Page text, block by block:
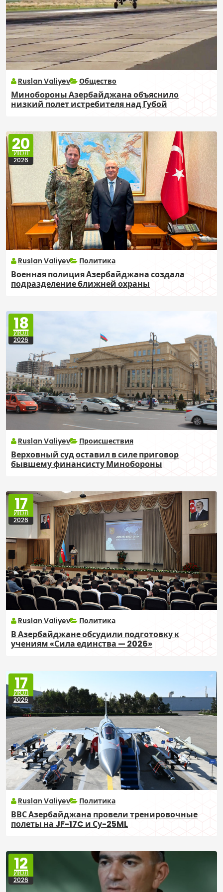
Ruslan Valiyev Общество
Минобороны Азербайджана объяснило
низкий полет истребителя над Губой
20
ИЮЛ
2026
Ruslan Valiyev Политика
Военная полиция Азербайджана создала
подразделение ближней охраны
18
ИЮЛ
2026
Ruslan Valiyev Происшествия
Верховный суд оставил в силе приговор
бывшему финансисту Минобороны
17
ИЮЛ
2026
Ruslan Valiyev Политика
В Азербайджане обсудили подготовку к
учениям «Сила единства — 2026»
17
ИЮЛ
2026
Ruslan Valiyev Политика
ВВС Азербайджана провели тренировочные
полеты на JF-17C и Су-25ML
12
ИЮЛ
2026